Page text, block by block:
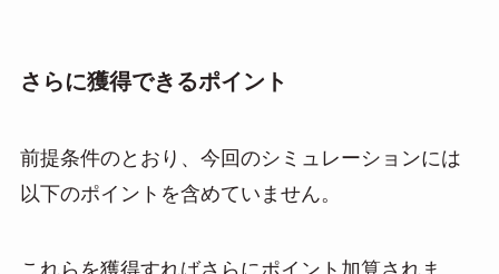
さらに獲得できるポイント
前提条件のとおり、今回のシミュレーションには
以下のポイントを含めていません。